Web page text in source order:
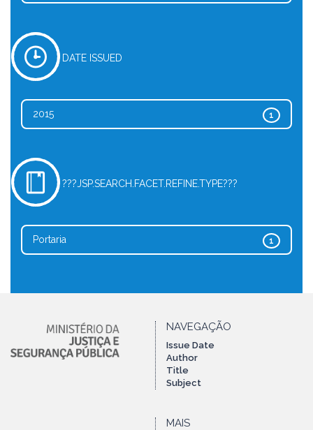
DATE ISSUED
1
2015
???JSP.SEARCH.FACET.REFINE.TYPE???
1
Portaria
NAVEGAÇÃO
Issue Date
Author
Title
Subject
MAIS